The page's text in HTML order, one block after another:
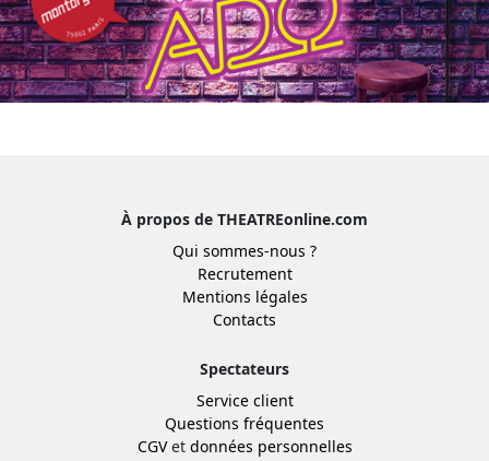
À propos de THEATREonline.com
Qui sommes-nous ?
Recrutement
Mentions légales
Contacts
Spectateurs
Service client
Questions fréquentes
CGVet données personnelles